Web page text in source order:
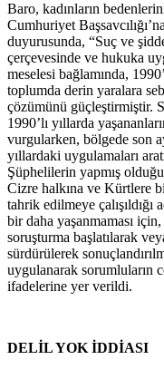
Baro, kadınların
Cumhuriyet
duyurusunda, “Suç ve
çerçevesinde ve hukuka
meselesi bağlamında,
toplumda derin yaralara
çözümünü güçleştirmiştir.
1990’lı yıllarda
vurgularken, bölgede son
yıllardaki uygulamaları
Şüphelilerin yapmış
Cizre halkına ve Kürtlere
tahrik edilmeye çalışıldığı
bir daha yaşanmaması
soruşturma başlatılarak
sürdürülerek
uygulanarak sorumluların
ifadelerine yer verildi.
DELİL YOK İDDİASI